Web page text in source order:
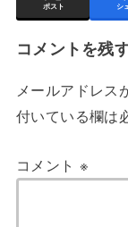
ポスト シ
コメントを残
メールアドレス
付いている欄は
コメント ※